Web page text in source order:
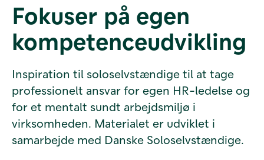
Værktøjer
og viden
Om Velliv
Foreningen
os
Fokuser på egen
kompetenceudvikling
Inspiration til soloselvstændige til at tage
professionelt ansvar for egen HR-ledelse og
for et mentalt sundt arbejdsmiljø i
virksomheden. Materialet er udviklet i
samarbejde med Danske Soloselvstændige.